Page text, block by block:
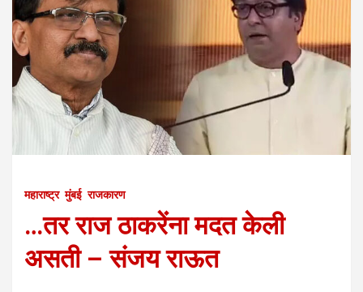
महाराष्ट्र मुंबई राजकारण
…तर राज ठाकरेंना मदत केली
असती – संजय राऊत